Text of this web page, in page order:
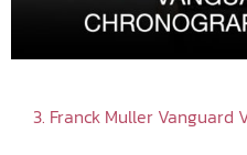
3. Franck Muller Vanguard